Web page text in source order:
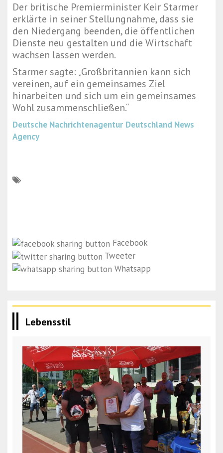
Der britische Premierminister Keir Starmer
erklärte in seiner Stellungnahme, dass sie
den Niedergang beenden, die öffentlichen
Dienste neu gestalten und die Wirtschaft
wachsen lassen werden.
Starmer sagte: „Großbritannien kann sich
vereinen, auf ein gemeinsames Ziel
hinarbeiten und sich um ein gemeinsames
Wohl zusammenschließen.“
Deutsche Nachrichtenagentur Deutschland News
Agency
Facebook
Tweeter
Whatsapp
Lebensstil